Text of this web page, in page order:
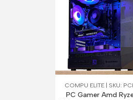
COMPU ELITE | SKU:
PC Gamer Amd